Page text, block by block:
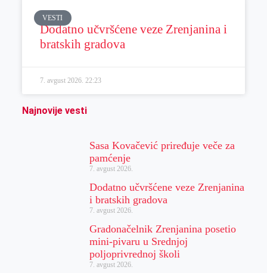
VESTI
Dodatno učvršćene veze Zrenjanina i
bratskih gradova
7. avgust 2026. 22:23
Najnovije vesti
Sasa Kovačević priređuje veče za
pamćenje
7. avgust 2026.
Dodatno učvršćene veze Zrenjanina
i bratskih gradova
7. avgust 2026.
Gradonačelnik Zrenjanina posetio
mini-pivaru u Srednjoj
poljoprivrednoj školi
7. avgust 2026.